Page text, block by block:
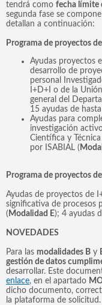
tendrá como fecha límite
segunda fase se
detallan a continuación:
Programa de proyectos
Ayudas proyectos
desarrollo de
personal
I+D+I o de la
general del
15 ayudas de
Ayudas para
investigación
Científica y
por ISABIAL (
Programa de proyectos
Ayudas de proyectos de
significativa de procesos
( Modalidad E); 4 ayudas
NOVEDADES
Para las modalidades B y
gestión de datos
desarrollar. Este
enlace, en el apartado
dicho documento,
la plataforma de solicitud.